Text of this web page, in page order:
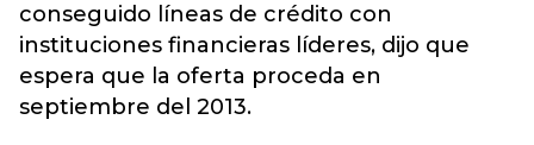
conseguido líneas de crédito con
instituciones financieras líderes, dijo que
espera que la oferta proceda en
septiembre del 2013.